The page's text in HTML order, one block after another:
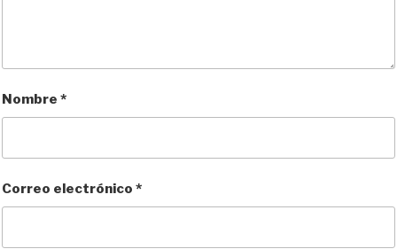
Nombre *
Correo electrónico *